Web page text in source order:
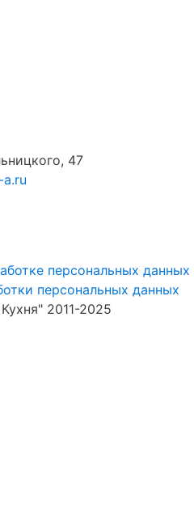
47
персональных данных
персональных данных
2011-2025